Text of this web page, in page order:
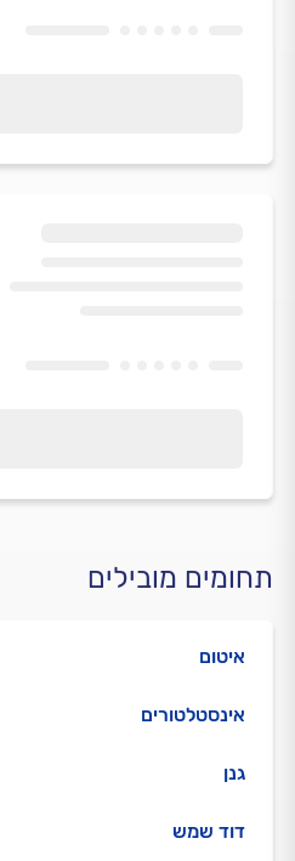
תחומים מובילים
איטום
אינסטלטורים
גנן
דוד שמש